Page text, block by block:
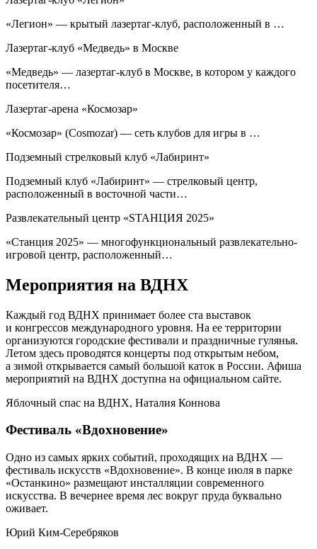
«Легион» — крытый лазертаг-клуб, расположенный в …
Лазертаг-клуб «Медведь» в Москве
«Медведь» — лазертаг-клуб в Москве, в котором у каждого
посетителя…
Лазертаг-арена «Космозар»
«Космозар» (Cosmozar) — сеть клубов для игры в …
Подземный стрелковый клуб «Лабиринт»
Подземный клуб «Лабиринт» — стрелковый центр,
расположенный в восточной части…
Развлекательный центр «SТАНЦИЯ 2025»
«Станция 2025» — многофункциональный развлекательно-
игровой центр, расположенный…
Мероприятия на ВДНХ
Каждый год ВДНХ принимает более ста выставок
и конгрессов международного уровня. На ее территории
организуются городские фестивали и праздничные гулянья.
Летом здесь проводятся концерты под открытым небом,
а зимой открывается самый большой каток в России. Афиша
мероприятий на ВДНХ доступна на официальном сайте.
Яблочный спас на ВДНХ, Наталия Коннова
Фестиваль «Вдохновение»
Одно из самых ярких событий, проходящих на ВДНХ —
фестиваль искусств «Вдохновение». В конце июля в парке
«Останкино» размещают инсталляции современного
искусства. В вечернее время лес вокруг пруда буквально
оживает.
Юрий Ким-Серебряков